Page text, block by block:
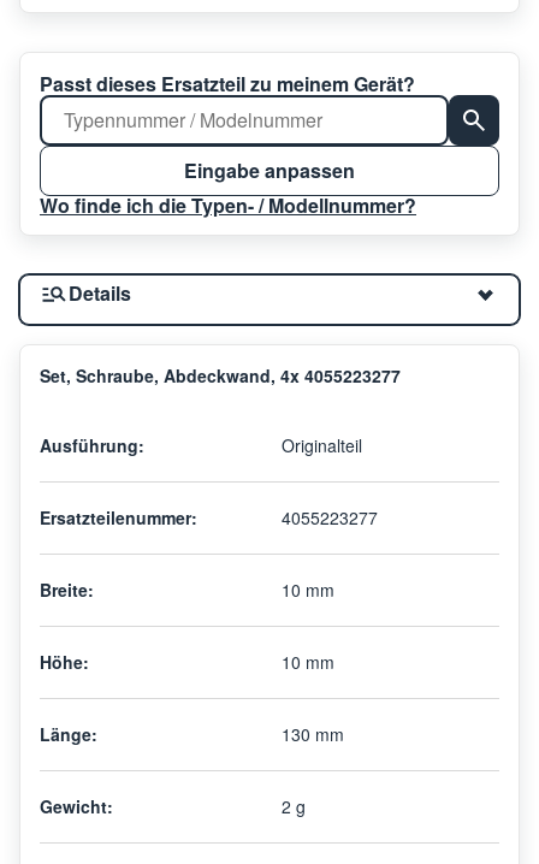
Passt dieses Ersatzteil zu meinem Gerät?
Eingabe anpassen
Wo finde ich die Typen- / Modellnummer?
Details
Set, Schraube, Abdeckwand, 4x 4055223277
Ausführung: Originalteil
Ersatzteilenummer: 4055223277
Breite: 10 mm
Höhe: 10 mm
Länge: 130 mm
Gewicht: 2 g